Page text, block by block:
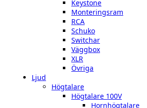
Keystone
Monteringsram
RCA
Schuko
Switchar
Väggbox
XLR
Övriga
Ljud
Högtalare
Högtalare 100V
Hornhögtalare